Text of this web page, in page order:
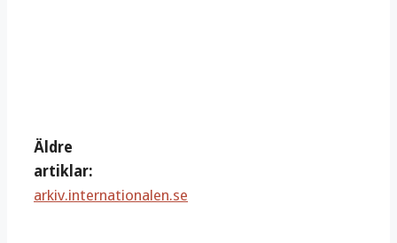
Äldre
artiklar:
arkiv.internationalen.se